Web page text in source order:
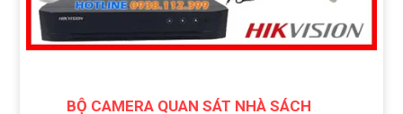
BỘ CAMERA QUAN SÁT NHÀ SÁCH